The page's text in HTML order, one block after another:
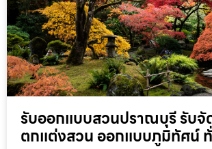
รับออกแบบสวนปราณบุรี รับจั
ตกแต่งสวน ออกแบบภูมิทัศน์